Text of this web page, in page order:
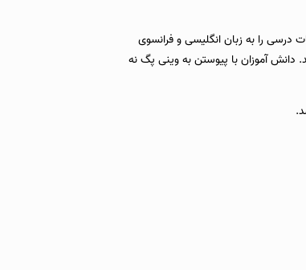
توانند موضوعات درسی را به زبان انگلیسی و فرانسوی
دانش آموزان با پیوستن به وینی پگ نه